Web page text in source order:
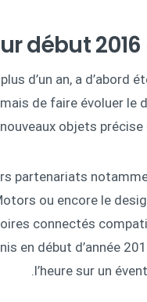
début
d’un an, a d’abord
de faire évoluer
objets
partenariats
ou encore le
connectés
en début d’année
l’heure sur un